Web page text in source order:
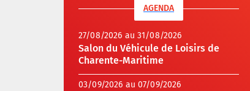
AGENDA
27/08/2026 au 31/08/2026
Salon du Véhicule de Loisirs de
Charente-Maritime
03/09/2026 au 07/09/2026